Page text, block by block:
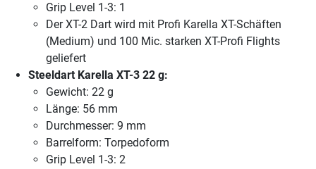
Grip Level 1-3: 1
Der XT-2 Dart wird mit Profi Karella XT-Schäften
(Medium) und 100 Mic. starken XT-Profi Flights
geliefert
Steeldart Karella XT-3 22 g:
Gewicht: 22 g
Länge: 56 mm
Durchmesser: 9 mm
Barrelform: Torpedoform
Grip Level 1-3: 2